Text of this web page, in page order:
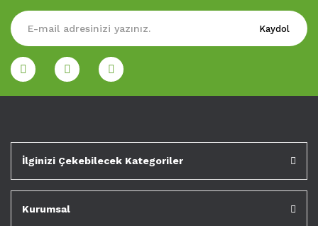
Kaydol
İlginizi Çekebilecek Kategoriler
Kurumsal